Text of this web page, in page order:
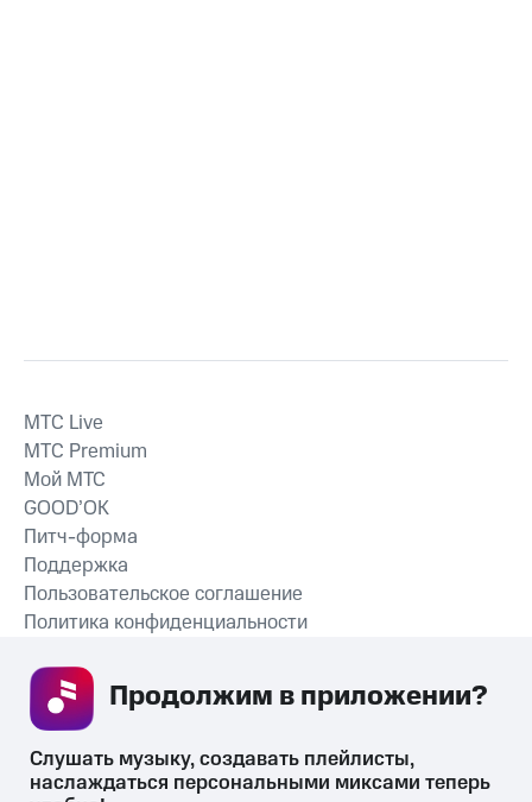
СКАЧАТЬ ПРИЛОЖЕНИЕ
MTС Live
MTС Premium
Мой МТС
GOOD’OK
Питч-форма
Поддержка
Пользовательское соглашение
Политика конфиденциальности
Слушать музыку, создавать плейлисты,
наслаждаться персональными миксами теперь